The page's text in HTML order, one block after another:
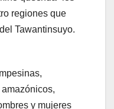
regiones que
Tawantinsuyo.
y mujeres